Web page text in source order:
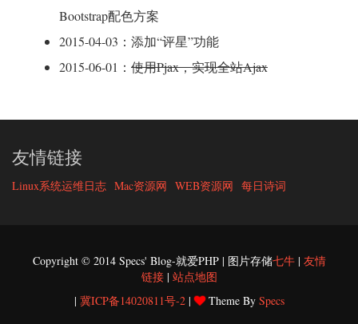
Bootstrap配色方案
2015-04-03：添加“评星”功能
2015-06-01： 使用Pjax，实现全站Ajax
友情链接
Linux系统运维日志 Mac资源网 WEB资源网 每日诗词
Copyright © 2014 Specs' Blog-就爱PHP | 图片存储七牛| 友情
链接| 站点地图
| 冀ICP备14020811号-2| Theme By Specs